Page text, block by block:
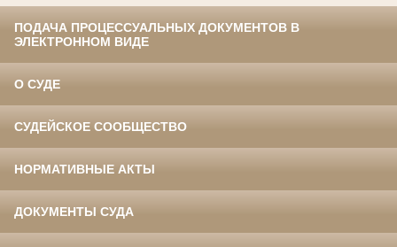
ПОДАЧА ПРОЦЕССУАЛЬНЫХ ДОКУМЕНТОВ В
ЭЛЕКТРОННОМ ВИДЕ
О СУДЕ
СУДЕЙСКОЕ СООБЩЕСТВО
НОРМАТИВНЫЕ АКТЫ
ДОКУМЕНТЫ СУДА